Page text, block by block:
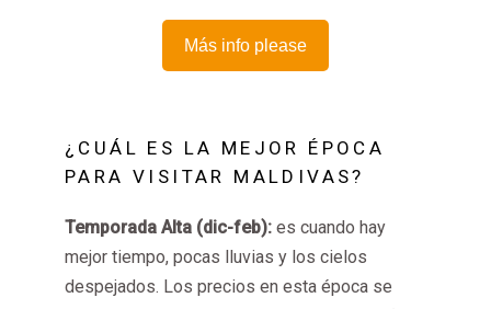
Más info please
¿CUÁL ES LA MEJOR ÉPOCA
PARA VISITAR MALDIVAS?
Temporada Alta (dic-feb): es cuando hay
mejor tiempo, pocas lluvias y los cielos
despejados. Los precios en esta época se